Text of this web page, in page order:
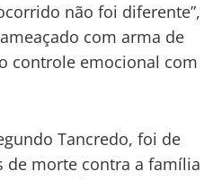
não foi diferente”,
com arma de
controle emocional com
Tancredo, foi de
de morte contra a família